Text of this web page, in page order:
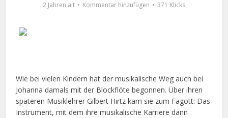
2 Jahren alt Kommentar hinzufügen 371 Klicks
Wie bei vielen Kindern hat der musikalische Weg auch bei
Johanna damals mit der Blockflöte begonnen. Über ihren
späteren Musiklehrer Gilbert Hirtz kam sie zum Fagott: Das
Instrument, mit dem ihre musikalische Karriere dann